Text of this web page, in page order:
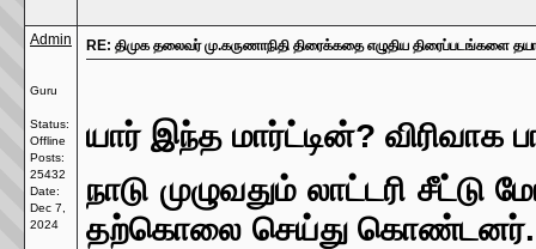
Admin
Guru
Status:
Offline
Posts:
25432
Date:
Dec 7,
2024
RE: திமுக தலைவர் மு.கருணாநிதி திரைக்கதை எழுதிய திரைப்படங்களை
யார் இந்த மார்ட்டின்? விரிவாக
நாடு முழுவதும் லாட்டரி
தற்கொலை செய்து கொண்டனர்.